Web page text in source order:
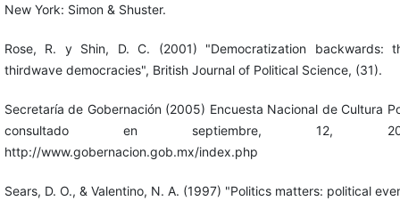
New York: Simon & Shuster.
Rose, R. y Shin, D. C. (2001) "Democratization backwards:
thirdwave democracies", British Journal of Political Science, (31).
Secretaría de Gobernación (2005) Encuesta Nacional de Cultura
consultado en septiembre, 12,
http://www.gobernacion.gob.mx/index.php
Sears, D. O., & Valentino, N. A. (1997) "Politics matters: political